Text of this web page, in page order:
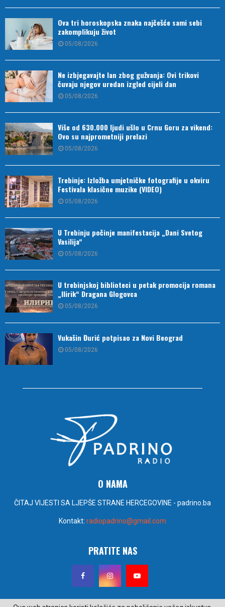
Ova tri horoskopska znaka najčešće sami sebi
zakomplikuju život
05/08/2026
Ne izbjegavajte lan zbog gužvanja: Ovi trikovi
čuvaju njegov uredan izgled cijeli dan
05/08/2026
Više od 630.000 ljudi ušlo u Crnu Goru za vikend:
Ovo su najprometniji prelazi
05/08/2026
Trebinje: Izložba umjetničke fotografije u okviru
Festivala klasične muzike (VIDEO)
05/08/2026
U Trebinju počinje manifestacija „Dani Svetog
Vasilija“
05/08/2026
U trebinjskoj biblioteci u petak promocija romana
„Ilirik“ Dragana Glogovca
05/08/2026
Vukašin Đurić potpisao za Novi Beograd
05/08/2026
O NAMA
ČITAJ VIJESTI SA LJEPŠE STRANE HERCEGOVINE - padrino.ba
Kontakt: radiopadrino@gmail.com
PRATITE NAS